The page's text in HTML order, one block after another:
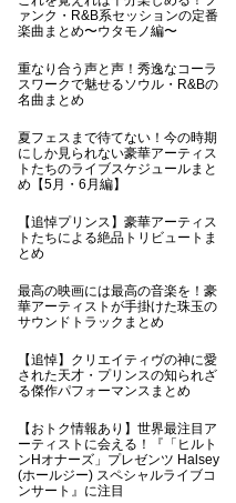
ァンク・R&B系セッションの定番
楽曲まとめ〜ウタモノ編〜
重なり合う声と声！秀逸なコーラ
スワークで魅せるソウル・R&Bの
名曲まとめ
夏フェスまで待てない！今の時期
にしか見られない豪華アーティス
トたちのライブスケジュールまと
め【5月・6月編】
【追悼プリンス】豪華アーティス
トたちによる絶品トリビュートま
とめ
最高の映画には最高の音楽を！豪
華アーティストが手掛けた珠玉の
サウンドトラックまとめ
【追悼】クリエイティヴの神に愛
された天才・プリンスの知られざ
る傑作パフォーマンスまとめ
【おトク情報あり】世界最注目ア
ーティストに会える！『「ヒルト
ンHオナーズ」プレゼンツ Halsey
(ホールジー) スペシャルライブコ
ンサート』に注目